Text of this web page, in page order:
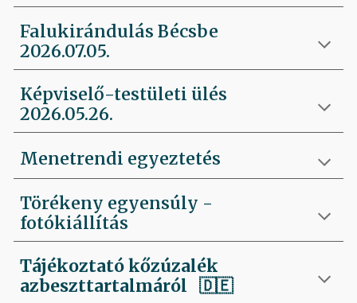
Falukirándulás Bécsbe
2026.07.05.
Képviselő-testületi ülés
2026.05.26.
Menetrendi egyeztetés
Törékeny egyensúly -
fotókiállítás
Tájékoztató kőzúzalék
azbeszttartalmáról 🇩🇪